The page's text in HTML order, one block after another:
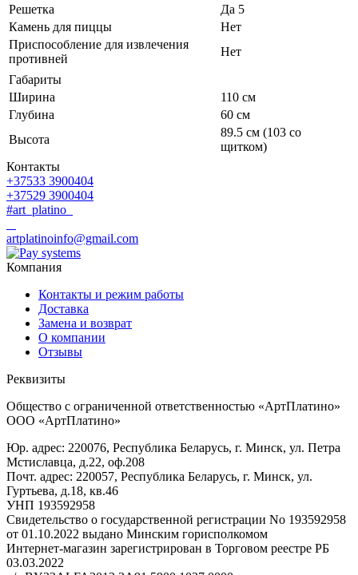
Решетка
Да 5
Камень для пиццы
Нет
Приспособление для извлечения
противней
Нет
Габариты
Ширина
110 см
Глубина
60 см
Высота
89.5 см (103 со
щитком)
Контакты
+37533 3900404
+37529 3900404
#art_platino
artplatinoinfo@gmail.com
Компания
Контакты и режим работы
Доставка
Замена и возврат
О компании
Отзывы
Реквизиты
Общество с ограниченной ответственностью «АртПлатино»
ООО «АртПлатино»
Юр. адрес: 220076, Республика Беларусь, г. Минск, ул. Петра
Мстиславца, д.22, оф.208
Почт. адрес: 220057, Республика Беларусь, г. Минск, ул.
Гуртьева, д.18, кв.46
УНП 193592958
Свидетельство о государственной регистрации No 193592958
от 01.10.2022 выдано Минским горисполкомом
Интернет-магазин зарегистрирован в Торговом реестре РБ
03.03.2022